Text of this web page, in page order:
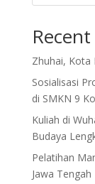
Zhuhai, Kota
Sosialisasi
di SMKN 9
Kuliah di
Budaya
Pelatihan
Jawa Tengah